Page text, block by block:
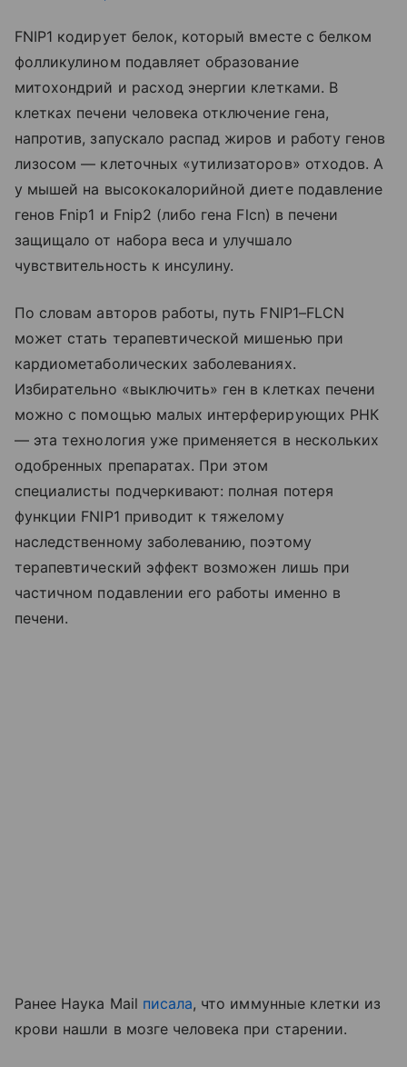
FNIP1 кодирует белок, который вместе с белком
фолликулином подавляет образование
митохондрий и расход энергии клетками. В
клетках печени человека отключение гена,
напротив, запускало распад жиров и работу генов
лизосом — клеточных «утилизаторов» отходов. А
у мышей на высококалорийной диете подавление
генов Fnip1 и Fnip2 (либо гена Flcn) в печени
защищало от набора веса и улучшало
чувствительность к инсулину.
По словам авторов работы, путь FNIP1–FLCN
может стать терапевтической мишенью при
кардиометаболических заболеваниях.
Избирательно «выключить» ген в клетках печени
можно с помощью малых интерферирующих РНК
— эта технология уже применяется в нескольких
одобренных препаратах. При этом
специалисты подчеркивают: полная потеря
функции FNIP1 приводит к тяжелому
наследственному заболеванию, поэтому
терапевтический эффект возможен лишь при
частичном подавлении его работы именно в
печени.
Ранее Наука Mail писала, что иммунные клетки из
крови нашли в мозге человека при старении.